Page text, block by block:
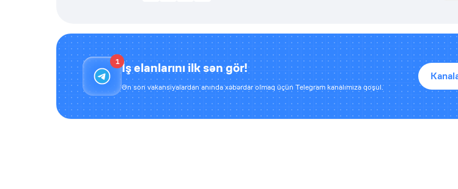
1 İş elanlarını ilk sən gör!
Ən son vakansiyalardan anında xəbərdar olmaq üçün Telegram kanalımıza qoşul.